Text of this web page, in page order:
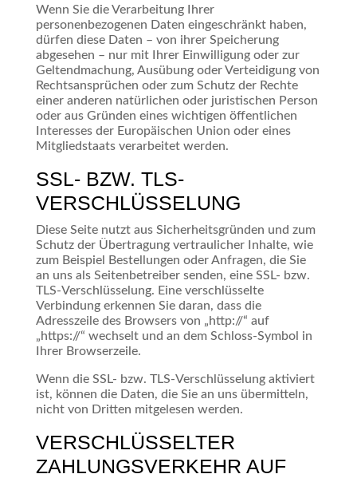
Wenn Sie die Verarbeitung Ihrer
personenbezogenen Daten eingeschränkt haben,
dürfen diese Daten – von ihrer Speicherung
abgesehen – nur mit Ihrer Einwilligung oder zur
Geltendmachung, Ausübung oder Verteidigung von
Rechtsansprüchen oder zum Schutz der Rechte
einer anderen natürlichen oder juristischen Person
oder aus Gründen eines wichtigen öffentlichen
Interesses der Europäischen Union oder eines
Mitgliedstaats verarbeitet werden.
SSL- BZW. TLS-
VERSCHLÜSSELUNG
Diese Seite nutzt aus Sicherheitsgründen und zum
Schutz der Übertragung vertraulicher Inhalte, wie
zum Beispiel Bestellungen oder Anfragen, die Sie
an uns als Seitenbetreiber senden, eine SSL- bzw.
TLS-Verschlüsselung. Eine verschlüsselte
Verbindung erkennen Sie daran, dass die
Adresszeile des Browsers von „http://“ auf
„https://“ wechselt und an dem Schloss-Symbol in
Ihrer Browserzeile.
Wenn die SSL- bzw. TLS-Verschlüsselung aktiviert
ist, können die Daten, die Sie an uns übermitteln,
nicht von Dritten mitgelesen werden.
VERSCHLÜSSELTER
ZAHLUNGSVERKEHR AUF